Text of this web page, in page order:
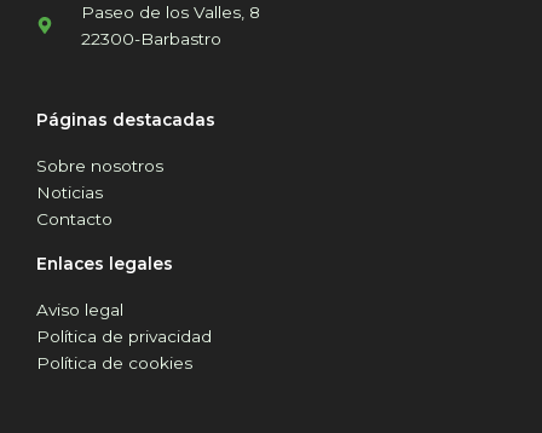
Paseo de los Valles, 8
22300-Barbastro
Páginas destacadas
Sobre nosotros
Noticias
Contacto
Enlaces legales
Aviso legal
Política de privacidad
Política de cookies